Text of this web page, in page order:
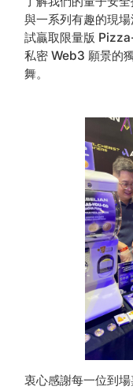
與一系列有趣的現
試贏取限量版
私密 Web3 願景的
舞。
衷心感謝每一位到